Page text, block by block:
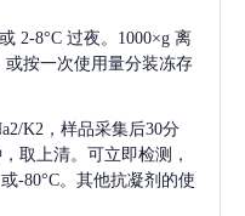
2-8°C 过夜。1000×g 离
按一次使用量分装冻存
K2，样品采集后30分
取上清。可立即检测，
-80°C。其他抗凝剂的使